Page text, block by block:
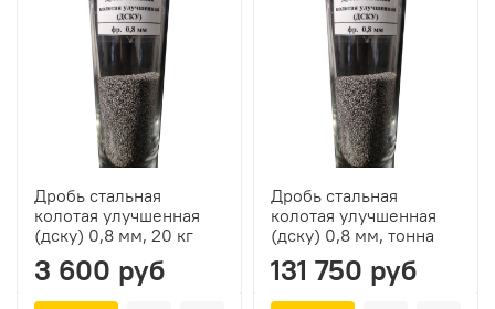
Дробь стальная
колотая улучшенная
(дску) 0,8 мм, 20 кг
3 600 руб
Дробь стальная
колотая улучшенная
(дску) 0,8 мм, тонна
131 750 руб